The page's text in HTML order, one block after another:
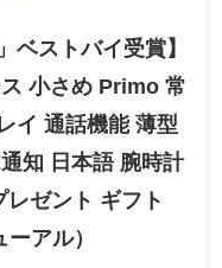
ベストバイ受賞】
小さめ Primo 常
イ 通話機能 薄型
知 日本語 腕時計
ゼント ギフト
アル）